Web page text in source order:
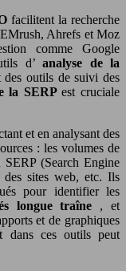
facilitent la recherche
Ahrefs et Moz
comme Google
d’analyse de la
outils de suivi des
la SERPest cruciale
et en analysant des
: les volumes de
SERP (Search Engine
des sites web, etc. Ils
pour identifier les
longue traîne , et
et de graphiques
dans ces outils peut